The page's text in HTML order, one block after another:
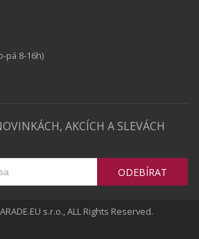
pá 8-16h)
AKCÍCH A SLEVÁCH
ODEBÍRAT
s.r.o., ALL Rights Reserved.